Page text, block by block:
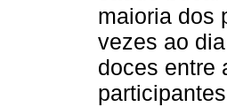
maioria dos
vezes ao
doces entre